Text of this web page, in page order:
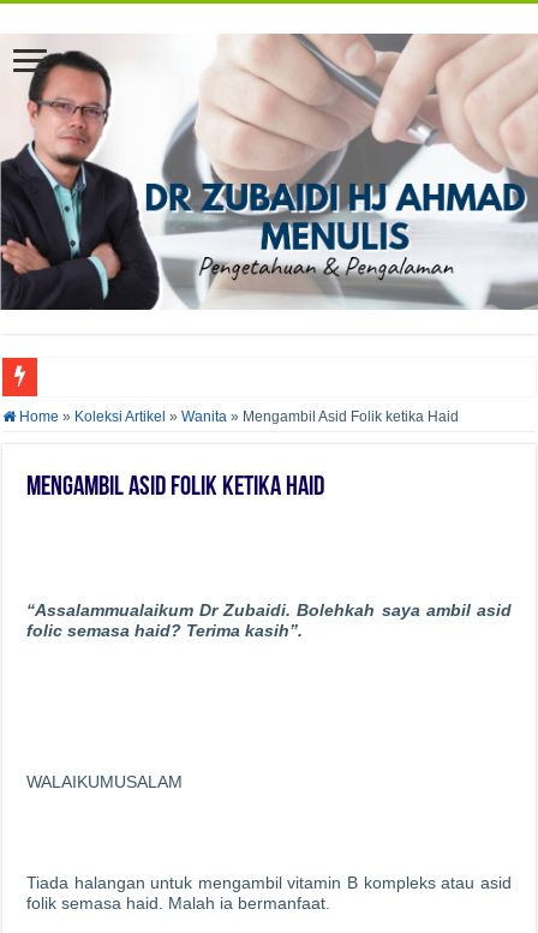
AZAM KURUS DENGAN MENGURANGKAN PENGAMBILAN GULA
Home » Koleksi Artikel » Wanita » Mengambil Asid Folik ketika Haid
Mengambil Asid Folik ketika Haid
“Assalammualaikum Dr Zubaidi. Bolehkah saya ambil asid
folic semasa haid? Terima kasih”.
WALAIKUMUSALAM
Tiada halangan untuk mengambil vitamin B kompleks atau asid
folik semasa haid. Malah ia bermanfaat.